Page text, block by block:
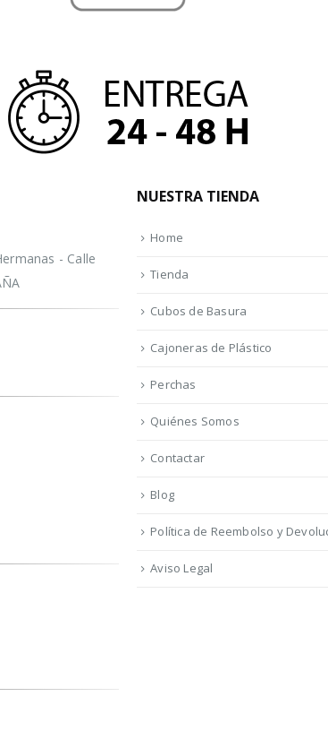
- Calle
NUESTRA TIENDA
Home
Tienda
Cubos de Basura
Cajoneras de Plástico
Perchas
Quiénes Somos
Contactar
Blog
Política de Reembolso y
Aviso Legal